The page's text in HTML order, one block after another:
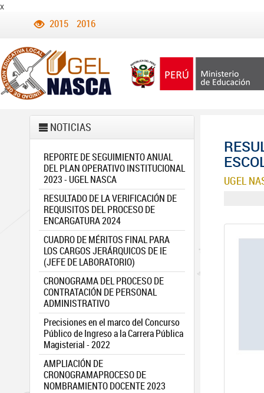
x
2015 2016
NOTICIAS
REPORTE DE SEGUIMIENTO ANUAL
DEL PLAN OPERATIVO INSTITUCIONAL
2023 - UGEL NASCA
RESULTADO DE LA VERIFICACIÓN DE
REQUISITOS DEL PROCESO DE
ENCARGATURA 2024
CUADRO DE MÉRITOS FINAL PARA
LOS CARGOS JERÁRQUICOS DE IE
(JEFE DE LABORATORIO)
CRONOGRAMA DEL PROCESO DE
CONTRATACIÓN DE PERSONAL
ADMINISTRATIVO
Precisiones en el marco del Concurso
Público de Ingreso a la Carrera Pública
Magisterial - 2022
AMPLIACIÓN DE
CRONOGRAMAPROCESO DE
NOMBRAMIENTO DOCENTE 2023
UGEL